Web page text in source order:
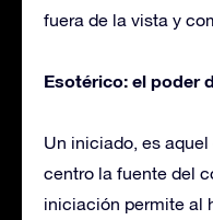
fuera de la vista y
Esotérico: el poder
Un iniciado, es
centro la fuente del
iniciación permite al